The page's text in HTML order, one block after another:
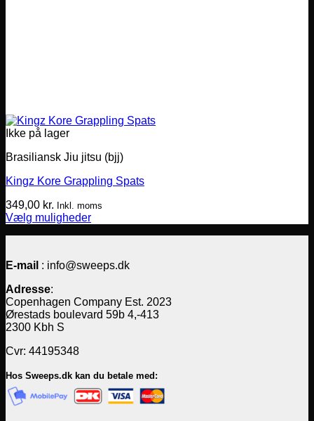
Ikke på lager
Brasiliansk Jiu jitsu (bjj)
Kingz Kore Grappling Spats
349,00 kr. Inkl. moms
Vælg muligheder
flere
Mulighederne
kan
vælges
på
E-mail : info@sweeps.dk
Adresse:
Copenhagen Company Est. 2023
Ørestads boulevard 59b 4,-413
2300 Kbh S
Cvr: 44195348
Hos Sweeps.dk kan du betale med: